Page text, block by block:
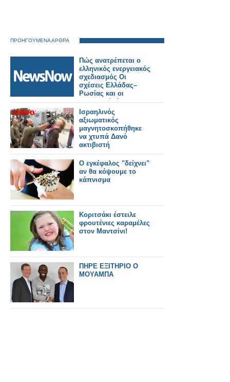
ΠΡΟΗΓΟΥΜΕΝΑ ΑΡΘΡΑ
Πώς ανατρέπεται ο
ελληνικός ενεργειακός
σχεδιασμός Οι
σχέσεις Ελλάδας–
Ρωσίας και οι
σημερινοί κίνδυνοι
Ισραηλινός
αξιωματικός
μαγνητοσκοπήθηκε
να χτυπά Δανό
ακτιβιστή
Ο εγκέφαλος "δείχνει"
αν θα κόψουμε το
κάπνισμα
Κοριτσάκι έστειλε
φρουτένιες καραμέλες
στον Μαντσίνι!
ΠΗΡΕ ΕΞΙΤΗΡΙΟ Ο
ΜΟΥΑΜΠΑ